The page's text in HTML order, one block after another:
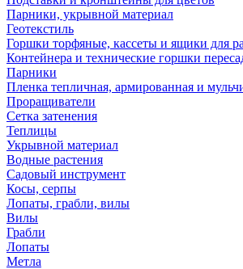
Парники, укрывной материал
Геотекстиль
Горшки торфяные, кассеты и ящики для
Контейнера и технические горшки
Парники
Пленка тепличная, армированная и
Проращиватели
Сетка затенения
Теплицы
Укрывной материал
Водные растения
Садовый инструмент
Косы, серпы
Лопаты, грабли, вилы
Вилы
Грабли
Лопаты
Метла